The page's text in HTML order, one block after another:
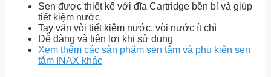
Sen được thiết kế với đĩa Cartridge bền bỉ và giúp
tiết kiệm nước
Tay vặn vòi tiết kiệm nước, vòi nước ít chì
Dễ dàng và tiện lợi khi sử dụng
Xem thêm các sản phẩm sen tắm và phụ kiện sen
tắm INAX khác